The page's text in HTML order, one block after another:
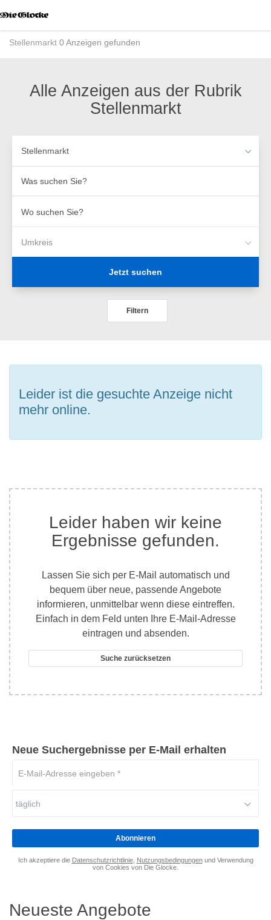
Modus
aktivieren
zurStellenmarkt 0 Anzeigen gefunden
Alle Anzeigen aus der Rubrik
Stellenmarkt
Stellenmarkt
suchen
Sie?
suchen
Umkreis
Jetzt suchen
Filtern
Leider ist die gesuchte Anzeige nicht
mehr online.
Leider haben wir keine
Ergebnisse gefunden.
Lassen Sie sich per E-Mail automatisch und
bequem über neue, passende Angebote
informieren, unmittelbar wenn diese eintreffen.
Einfach in dem Feld unten Ihre E-Mail-Adresse
eintragen und absenden.
Suche zurücksetzen
Neue Suchergebnisse per E-Mail erhalten
Adresse
*
täglich
Abonnieren
Ich akzeptiere die Datenschutzrichtlinie, Nutzungsbedingungenund Verwendung
von Cookies von Die Glocke.
Neueste Angebote